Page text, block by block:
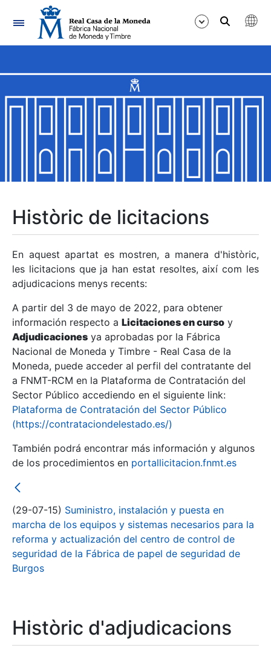
Navegació
Mostra/Amaga
Mostra/Amaga
Mostra/Amaga
Mostra/Amaga
Mostra/Amaga
Històric de licitacions
En aquest apartat es mostren, a manera d'històric,
les licitacions que ja han estat resoltes, així com les
adjudicacions menys recents:
A partir del 3 de mayo de 2022, para obtener
información respecto a Licitaciones en curso y
Adjudicaciones ya aprobadas por la Fábrica
Nacional de Moneda y Timbre - Real Casa de la
Moneda, puede acceder al perfil del contratante del
a FNMT-RCM en la Plataforma de Contratación del
Sector Público accediendo en el siguiente link:
Plataforma de Contratación del Sector Público
(https://contrataciondelestado.es/)
También podrá encontrar más información y algunos
de los procedimientos en portallicitacion.fnmt.es
(29-07-15) Suministro, instalación y puesta en
marcha de los equipos y sistemas necesarios para la
reforma y actualización del centro de control de
seguridad de la Fábrica de papel de seguridad de
Burgos
Històric d'adjudicacions